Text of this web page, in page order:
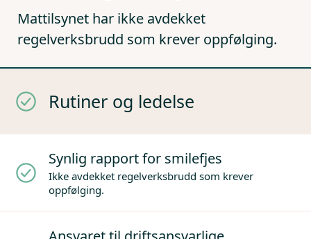
Mattilsynet har ikke avdekket
regelverksbrudd som krever oppfølging.
Rutiner og ledelse
Synlig rapport for smilefjes
Ikke avdekket regelverksbrudd som krever
oppfølging.